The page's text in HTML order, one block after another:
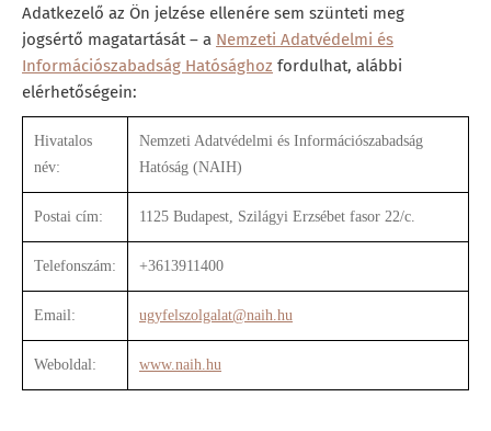
Adatkezelő az Ön jelzése ellenére sem szünteti meg
jogsértő magatartását – a Nemzeti Adatvédelmi és
Információszabadság Hatósághoz fordulhat, alábbi
elérhetőségein:
Hivatalos
név:
Nemzeti Adatvédelmi és Információszabadság
Hatóság (NAIH)
Postai cím: 1125 Budapest, Szilágyi Erzsébet fasor 22/c.
Telefonszám: +3613911400
Email: ugyfelszolgalat@naih.hu
Weboldal: www.naih.hu